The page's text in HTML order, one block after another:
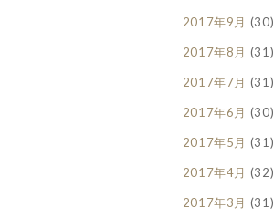
2017年9月 (30)
2017年8月 (31)
2017年7月 (31)
2017年6月 (30)
2017年5月 (31)
2017年4月 (32)
2017年3月 (31)